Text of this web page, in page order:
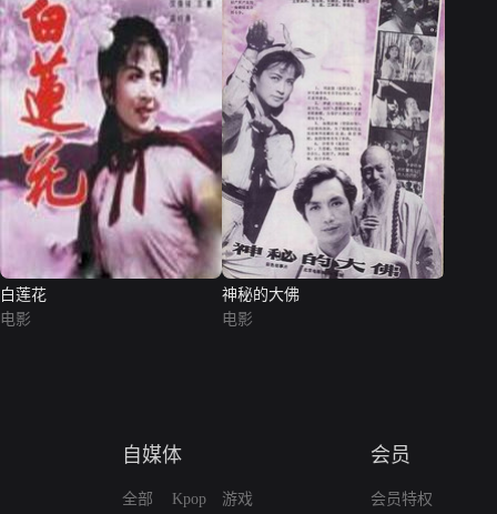
白莲花
电影
神秘的大佛
电影
自媒体
全部
Kpop
游戏
会员
会员特权